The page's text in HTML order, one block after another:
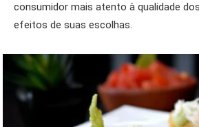
consumidor mais atento à qualidade
efeitos de suas escolhas.